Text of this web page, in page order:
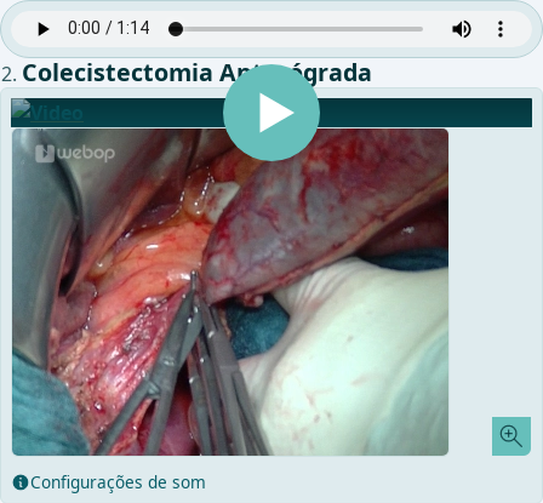
Colecistectomia Anterógrada
Configurações de som